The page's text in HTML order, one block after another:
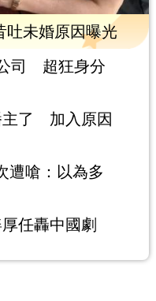
吐未婚原因曝光
司 超狂身分
主了 加入原因
嗆：以為多
任轟中國劇